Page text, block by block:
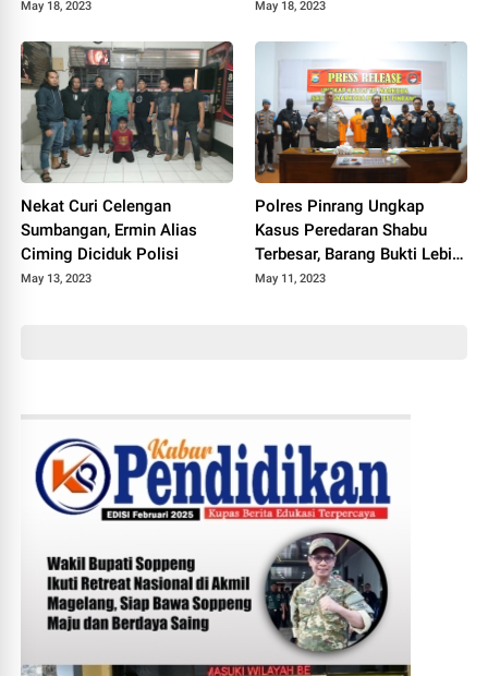
Polres Soppeng
May 18, 2023 Lalabata Soppeng
May 18, 2023
Nekat Curi Celengan
Sumbangan, Ermin Alias
Ciming Diciduk Polisi
May 13, 2023
Polres Pinrang Ungkap
Kasus Peredaran Shabu
Terbesar, Barang Bukti Lebih
500 Gram
May 11, 2023